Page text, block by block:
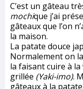
C’est un gâteau
mochique j’ai
gâteaux que l’on
la maison.
La patate douce
Normalement on
la faisant cuire à
grillée (Yaki-imo).
gâteaux à la